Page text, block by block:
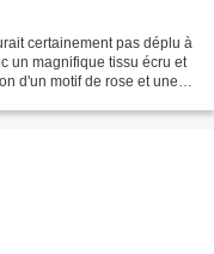
certainement pas déplu à
un magnifique tissu écru et
d'un motif de rose et une